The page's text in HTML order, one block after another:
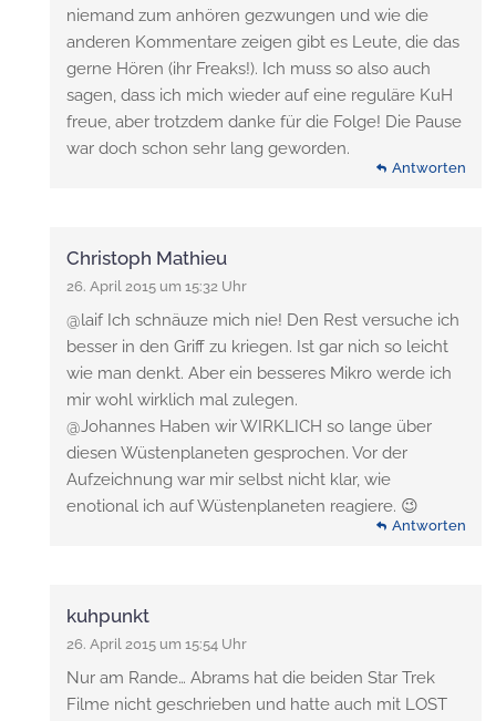
niemand zum anhören gezwungen und wie die
anderen Kommentare zeigen gibt es Leute, die das
gerne Hören (ihr Freaks!). Ich muss so also auch
sagen, dass ich mich wieder auf eine reguläre KuH
freue, aber trotzdem danke für die Folge! Die Pause
war doch schon sehr lang geworden.
Antworten
Christoph Mathieu
26. April 2015 um 15:32 Uhr
@laif Ich schnäuze mich nie! Den Rest versuche ich
besser in den Griff zu kriegen. Ist gar nich so leicht
wie man denkt. Aber ein besseres Mikro werde ich
mir wohl wirklich mal zulegen.
@Johannes Haben wir WIRKLICH so lange über
diesen Wüstenplaneten gesprochen. Vor der
Aufzeichnung war mir selbst nicht klar, wie
enotional ich auf Wüstenplaneten reagiere. 😉
Antworten
kuhpunkt
26. April 2015 um 15:54 Uhr
Nur am Rande… Abrams hat die beiden Star Trek
Filme nicht geschrieben und hatte auch mit LOST